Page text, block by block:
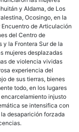
y Aldama, de Los
Ocosingo, en la
de Articulación
del Centro de
la Frontera Sur de la
mujeres desplazadas
de violencia vividas
experiencia del
de sus tierras, bienes
todo, en los lugares
injusto
se intensifica con
desaparición forzada